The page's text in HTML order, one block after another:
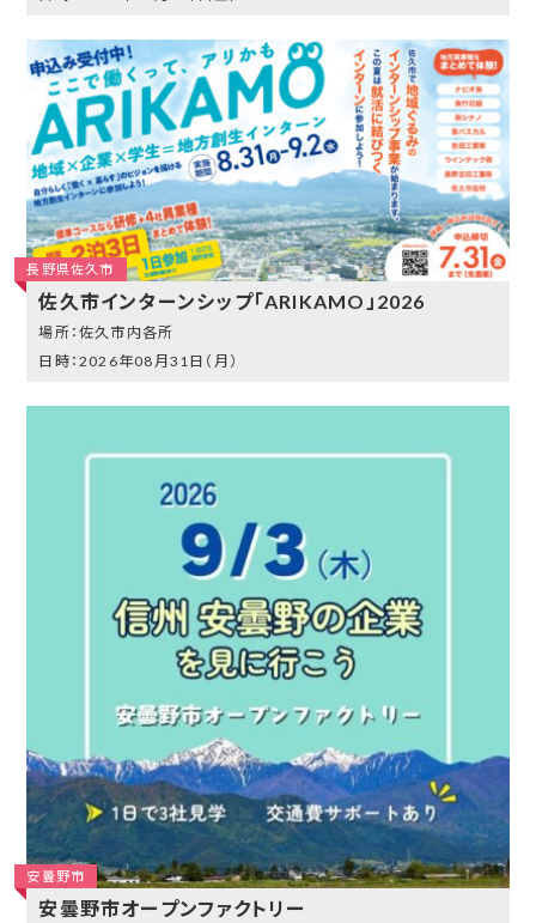
長野県佐久市
佐久市インターンシップ「ARIKAMO」2026
佐久市内各所
2026年08月31日（月）
安曇野市
安曇野市オープンファクトリー